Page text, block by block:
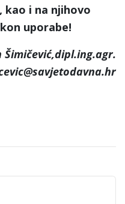
kao i na njihovo
uporabe!
Šimičević,dipl.ing.agr.